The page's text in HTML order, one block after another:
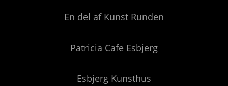
En del af Kunst Runden
Patricia Cafe Esbjerg
Esbjerg Kunsthus